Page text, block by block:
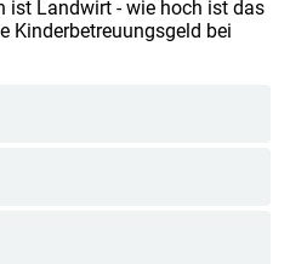
ist Landwirt - wie hoch ist das
Kinderbetreuungsgeld bei